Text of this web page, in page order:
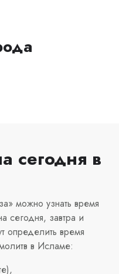
сегодня в
можно узнать время
сегодня, завтра и
определить время
в Исламе: